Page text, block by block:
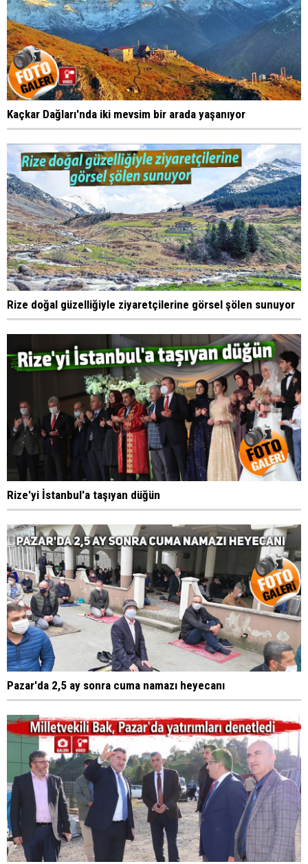
Kaçkar Dağları'nda iki mevsim bir arada yaşanıyor
Rize doğal güzelliğiyle ziyaretçilerine görsel şölen sunuyor
Rize'yi İstanbul'a taşıyan düğün
Pazar'da 2,5 ay sonra cuma namazı heyecanı